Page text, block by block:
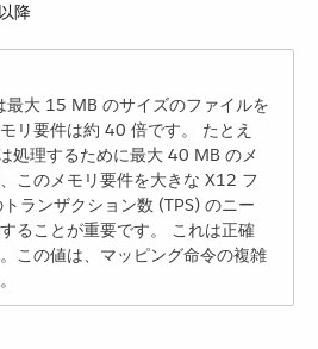
降
大 15 MB のサイズのファイルを
リ要件は約 40 倍です。 たとえ
処理するために最大 40 MB のメ
このメモリ要件を大きな X12 フ
ランザクション数 (TPS) のニー
ることが重要です。 これは正確
この値は、マッピング命令の複雑